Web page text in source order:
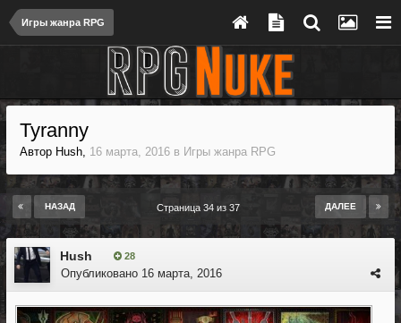
Игры жанра RPG
Tyranny
Автор Hush, 16 марта, 2016 в Игры жанра RPG
НАЗАД ДАЛЕЕ
Страница 34 из 37
Hush 28
Опубликовано 16 марта, 2016